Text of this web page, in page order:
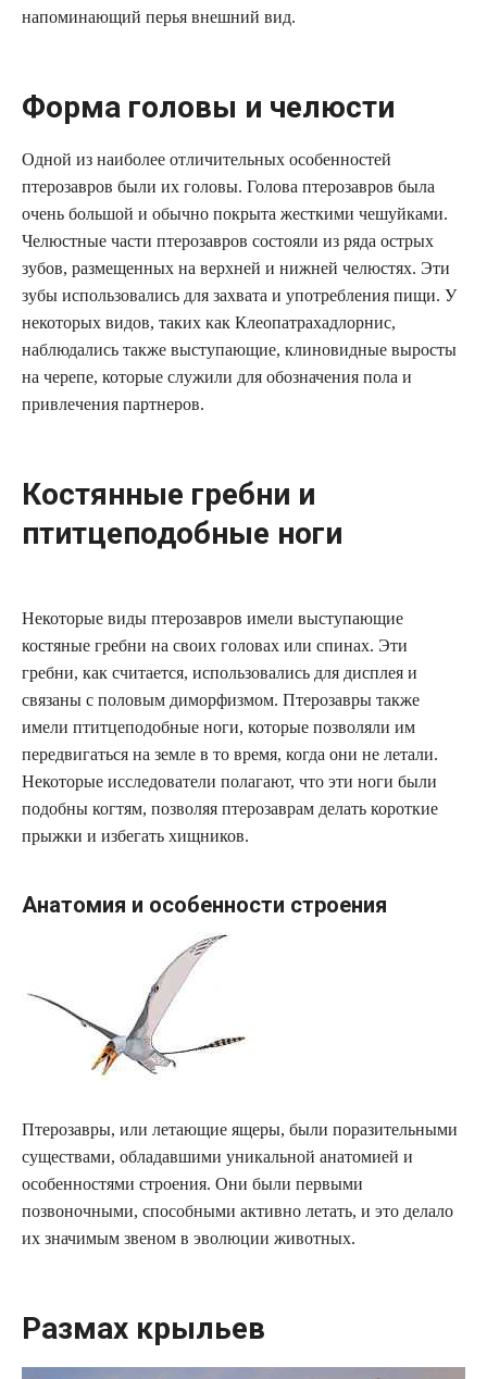
напоминающий перья внешний вид.
Форма головы и челюсти
Одной из наиболее отличительных особенностей
птерозавров были их головы. Голова птерозавров была
очень большой и обычно покрыта жесткими чешуйками.
Челюстные части птерозавров состояли из ряда острых
зубов, размещенных на верхней и нижней челюстях. Эти
зубы использовались для захвата и употребления пищи. У
некоторых видов, таких как Клеопатрахадлорнис,
наблюдались также выступающие, клиновидные выросты
на черепе, которые служили для обозначения пола и
привлечения партнеров.
Костянные гребни и
птитцеподобные ноги
Некоторые виды птерозавров имели выступающие
костяные гребни на своих головах или спинах. Эти
гребни, как считается, использовались для дисплея и
связаны с половым диморфизмом. Птерозавры также
имели птитцеподобные ноги, которые позволяли им
передвигаться на земле в то время, когда они не летали.
Некоторые исследователи полагают, что эти ноги были
подобны когтям, позволяя птерозаврам делать короткие
прыжки и избегать хищников.
Анатомия и особенности строения
Птерозавры, или летающие ящеры, были поразительными
существами, обладавшими уникальной анатомией и
особенностями строения. Они были первыми
позвоночными, способными активно летать, и это делало
их значимым звеном в эволюции животных.
Размах крыльев